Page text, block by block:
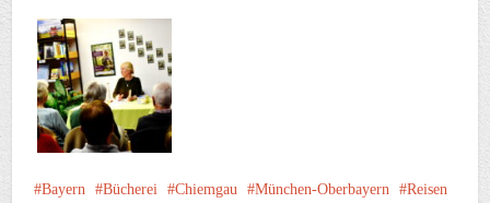
Bayern Bücherei Chiemgau München-Oberbayern
Reisen